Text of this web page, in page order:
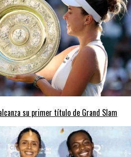
su primer título de Grand Slam